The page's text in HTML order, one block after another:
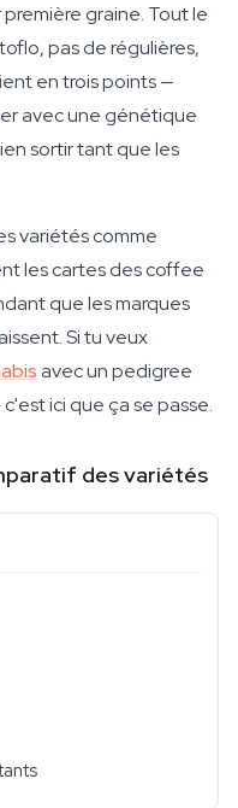
graine. Tout le
pas de régulières,
en trois points —
avec une génétique
sortir tant que les
variétés comme
les cartes des coffee
que les marques
Si tu veux
avec un pedigree
ici que ça se passe.
des variétés